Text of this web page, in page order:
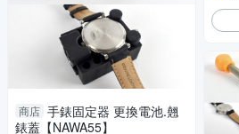
商店 手錶固定器 更換電池.翹
錶蓋【NAWA55】